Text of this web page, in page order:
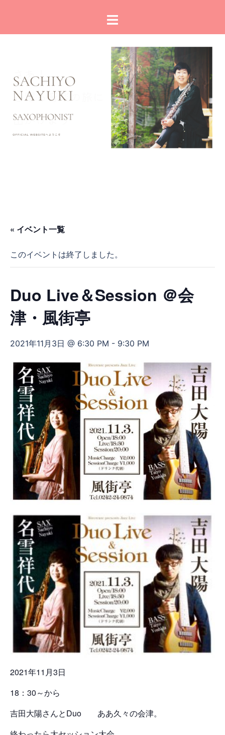
テ
ト
メ
ニ
ュ
ー
« イベント一覧
このイベントは終了しました。
Duo Live＆Session ＠会
津・風街亭
2021年11月3日 @ 6:30 PM - 9:30 PM
2021年11月3日
18：30～から
吉田大陽さんとDuo ああ久々の会津。